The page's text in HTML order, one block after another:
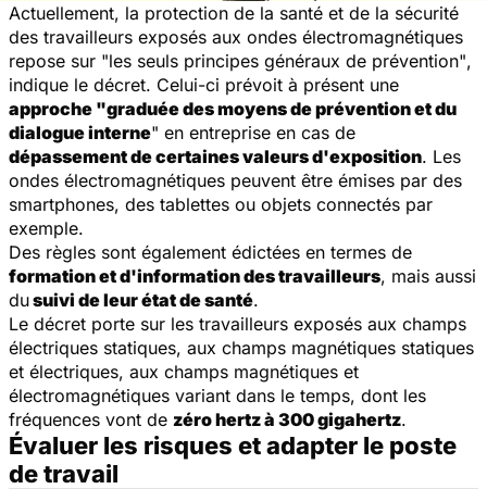
Actuellement, la protection de la santé et de la sécurité
des travailleurs exposés aux ondes électromagnétiques
repose sur "les seuls principes généraux de prévention",
indique le décret. Celui-ci prévoit à présent une
approche "graduée des moyens de prévention et du
dialogue interne" en entreprise en cas de
dépassement de certaines valeurs d'exposition. Les
ondes électromagnétiques peuvent être émises par des
smartphones, des tablettes ou objets connectés par
exemple.
Des règles sont également édictées en termes de
formation et d'information des travailleurs, mais aussi
dusuivi de leur état de santé.
Le décret porte sur les travailleurs exposés aux champs
électriques statiques, aux champs magnétiques statiques
et électriques, aux champs magnétiques et
électromagnétiques variant dans le temps, dont les
fréquences vont de zéro hertz à 300 gigahertz.
Évaluer les risques et adapter le poste
de travail